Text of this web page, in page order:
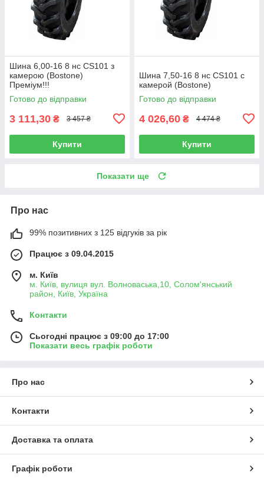
Шина 6,00-16 8 нс CS101 з
камерою (Bostone)
Преміум!!!
Готово до відправки
3 111,30 ₴ 3 457 ₴
Купити
Шина 7,50-16 8 нс CS101 с
камерой (Bostone)
Готово до відправки
4 026,60 ₴ 4 474 ₴
Купити
Показати ще
Про нас
99% позитивних з 125 відгуків за рік
Працює з 09.04.2015
м. Київ
м. Київ, вулиця вул. Волноваська,10, Солом'янський
район, Київ, Україна
Контакти
Сьогодні працює з 09:00 до 17:00
Показати весь графік роботи
Про нас
Контакти
Доставка та оплата
Графік роботи